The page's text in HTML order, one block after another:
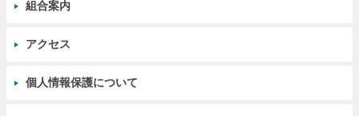
組合案内
アクセス
個人情報保護について